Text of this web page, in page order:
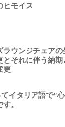
ヒモイス
ラウンジチェアの
とそれに伴う納期
更
てイタリア語で"
。